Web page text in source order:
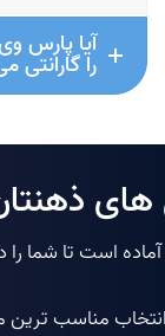
آیا پارس
را گارانتی
است تا شما
مناسب ترین